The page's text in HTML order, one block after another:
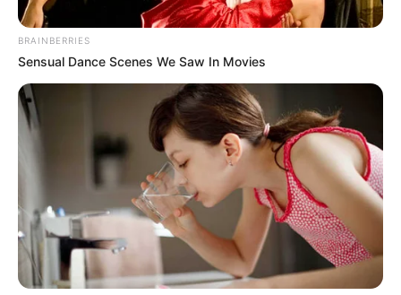
Pico y placa en Bucaramanga del 10 al
16 de agosto: también hay restricción
para taxis
NOTICIAS MEDELLÍN
Persecución de película:
BRAINBERRIES
Sensual Dance Scenes We Saw In Movies